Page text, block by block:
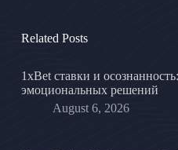
Related Posts
1xBet ставки и
эмоциональных решений
August 6, 2026